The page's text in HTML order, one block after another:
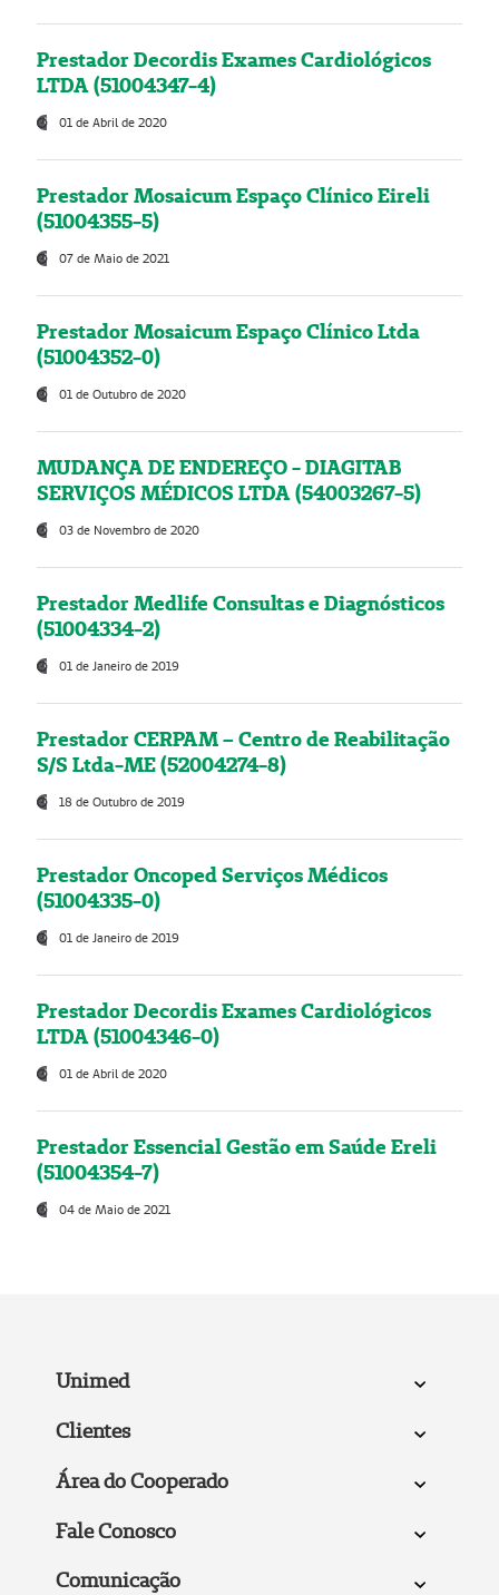
Prestador Decordis Exames Cardiológicos
LTDA (51004347-4)
01 de Abril de 2020
Prestador Mosaicum Espaço Clínico Eireli
(51004355-5)
07 de Maio de 2021
Prestador Mosaicum Espaço Clínico Ltda
(51004352-0)
01 de Outubro de 2020
MUDANÇA DE ENDEREÇO - DIAGITAB
SERVIÇOS MÉDICOS LTDA (54003267-5)
03 de Novembro de 2020
Prestador Medlife Consultas e Diagnósticos
(51004334-2)
01 de Janeiro de 2019
Prestador CERPAM – Centro de Reabilitação
S/S Ltda-ME (52004274-8)
18 de Outubro de 2019
Prestador Oncoped Serviços Médicos
(51004335-0)
01 de Janeiro de 2019
Prestador Decordis Exames Cardiológicos
LTDA (51004346-0)
01 de Abril de 2020
Prestador Essencial Gestão em Saúde Ereli
(51004354-7)
04 de Maio de 2021
Unimed
Clientes
Área do Cooperado
Fale Conosco
Comunicação